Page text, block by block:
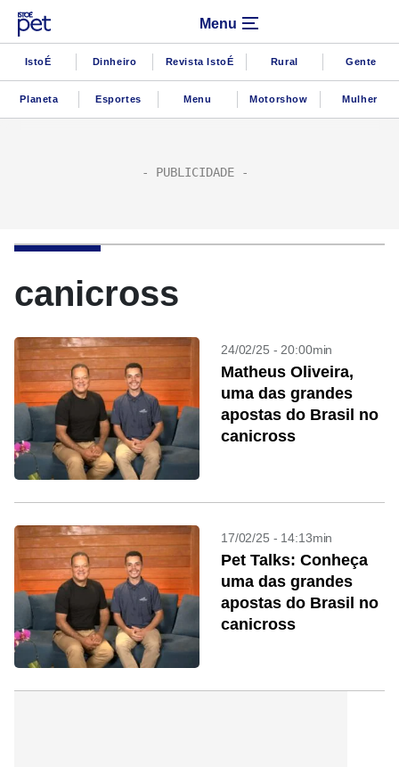
Menu
IstoÉ Dinheiro Revista IstoÉ Rural Gente
Planeta Esportes Menu Motorshow Mulher
canicross
24/02/25 - 20:00min
Matheus Oliveira,
uma das grandes
apostas do Brasil no
canicross
17/02/25 - 14:13min
Pet Talks: Conheça
uma das grandes
apostas do Brasil no
canicross